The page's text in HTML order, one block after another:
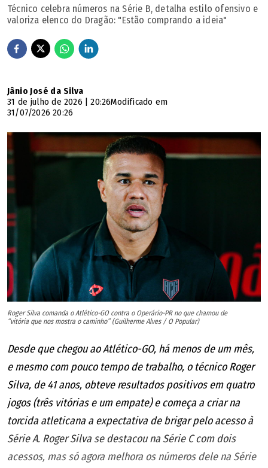
Técnico celebra números na Série B, detalha estilo ofensivo e
valoriza elenco do Dragão: "Estão comprando a ideia"
Jânio José da Silva
31 de julho de 2026 | 20:26Modificado em
31/07/2026 20:26
Roger Silva comanda o Atlético-GO contra o Operário-PR no que chamou de
“vitória que nos mostra o caminho” (Guilherme Alves / O Popular)
Desde que chegou ao Atlético-GO, há menos de um mês,
e mesmo com pouco tempo de trabalho, o técnico Roger
Silva, de 41 anos, obteve resultados positivos em quatro
jogos (três vitórias e um empate) e começa a criar na
torcida atleticana a expectativa de brigar pelo acesso à
Série A. Roger Silva se destacou na Série C com dois
acessos, mas só agora melhora os números dele na Série